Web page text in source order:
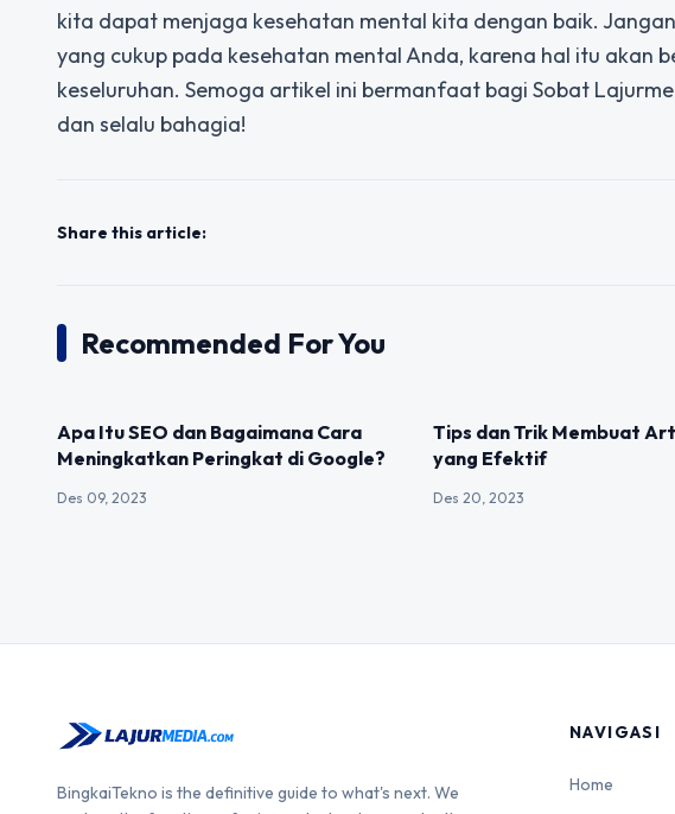
kita dapat menjaga kesehatan mental kita dengan baik.
yang cukup pada kesehatan mental Anda, karena hal itu akan
keseluruhan. Semoga artikel ini bermanfaat bagi Sobat
dan selalu bahagia!
Share this article:
Recommended For You
Apa Itu SEO dan Bagaimana Cara
Meningkatkan Peringkat di Google?
Des 09, 2023
Tips dan Trik Membuat
yang Efektif
Des 20, 2023
BingkaiTekno is the definitive guide to what's next. We
NAVIGASI
Home